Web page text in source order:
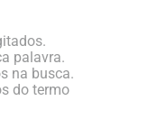
palavra.
na busca.
do termo